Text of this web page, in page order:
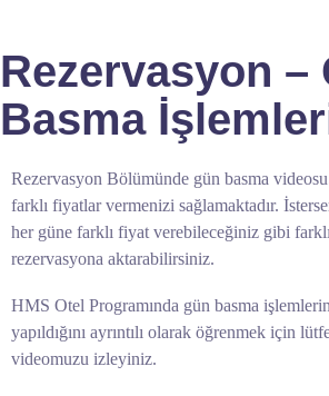
Rezervasyon –
Basma
Rezervasyon Bölümünde gün basma
farklı fiyatlar vermenizi sağlamaktadır.
her güne farklı fiyat verebileceğiniz gibi
rezervasyona aktarabilirsiniz.
HMS Otel Programında gün basma
yapıldığını ayrıntılı olarak öğrenmek için
videomuzu izleyiniz.